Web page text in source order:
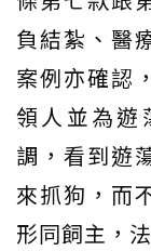
負結紮、醫
案例亦確認
領人並為遊
調，看到遊
來抓狗，而
形同飼主，